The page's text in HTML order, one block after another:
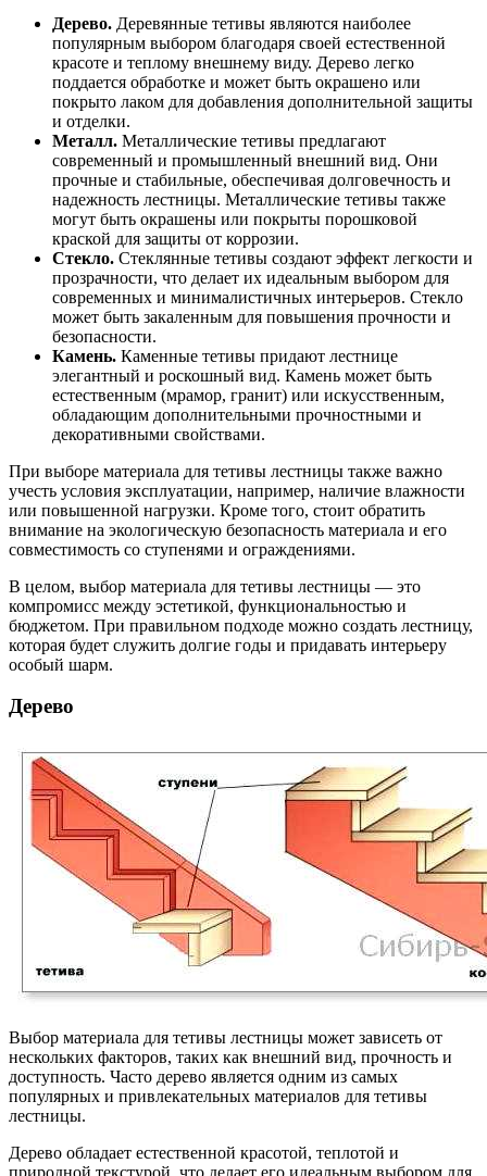
Дерево. Деревянные тетивы являются наиболее
популярным выбором благодаря своей естественной
красоте и теплому внешнему виду. Дерево легко
поддается обработке и может быть окрашено или
покрыто лаком для добавления дополнительной защиты
и отделки.
Металл. Металлические тетивы предлагают
современный и промышленный внешний вид. Они
прочные и стабильные, обеспечивая долговечность и
надежность лестницы. Металлические тетивы также
могут быть окрашены или покрыты порошковой
краской для защиты от коррозии.
Стекло. Стеклянные тетивы создают эффект легкости и
прозрачности, что делает их идеальным выбором для
современных и минималистичных интерьеров. Стекло
может быть закаленным для повышения прочности и
безопасности.
Камень. Каменные тетивы придают лестнице
элегантный и роскошный вид. Камень может быть
естественным (мрамор, гранит) или искусственным,
обладающим дополнительными прочностными и
декоративными свойствами.
При выборе материала для тетивы лестницы также важно
учесть условия эксплуатации, например, наличие влажности
или повышенной нагрузки. Кроме того, стоит обратить
внимание на экологическую безопасность материала и его
совместимость со ступенями и ограждениями.
В целом, выбор материала для тетивы лестницы — это
компромисс между эстетикой, функциональностью и
бюджетом. При правильном подходе можно создать лестницу,
которая будет служить долгие годы и придавать интерьеру
особый шарм.
Дерево
Выбор материала для тетивы лестницы может зависеть от
нескольких факторов, таких как внешний вид, прочность и
доступность. Часто дерево является одним из самых
популярных и привлекательных материалов для тетивы
лестницы.
Дерево обладает естественной красотой, теплотой и
природной текстурой, что делает его идеальным выбором для